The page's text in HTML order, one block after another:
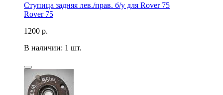
Ступица задняя лев./прав. б/у для Rover 75
Rover 75
1200 р.
В наличии: 1 шт.